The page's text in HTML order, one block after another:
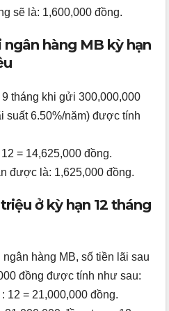
sẽ là: 1,600,000 đồng.
hàng MB kỳ hạn
tháng khi gửi 300,000,000
suất 6.50%/năm) được tính
= 14,625,000 đồng.
được là: 1,625,000 đồng.
ở kỳ hạn 12 tháng
hàng MB, số tiền lãi sau
đồng được tính như sau:
12 = 21,000,000 đồng.